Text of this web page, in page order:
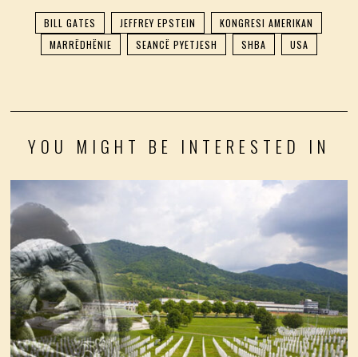
BILL GATES JEFFREY EPSTEIN
KONGRESI AMERIKAN
MARRËDHËNIE
SEANCË PYETJESH SHBA USA
YOU MIGHT BE INTERESTED IN